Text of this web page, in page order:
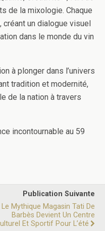
de la mixologie. Chaque
un dialogue visuel
dans le monde du vin
à plonger dans l’univers
tradition et modernité,
de la nation à travers
incontournable au 59
Publication Suivante
Le Mythique Magasin Tati De
Barbès Devient Un Centre
Et Sportif Pour L’été